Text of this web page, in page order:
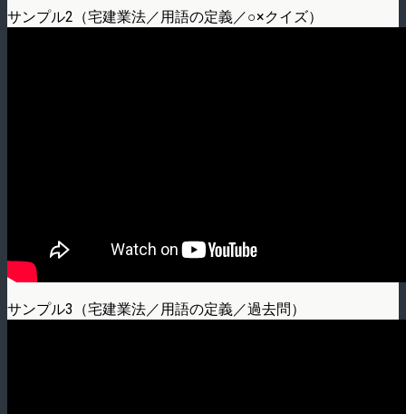
サンプル2（宅建業法／用語の定義／○×クイズ）
サンプル3（宅建業法／用語の定義／過去問）